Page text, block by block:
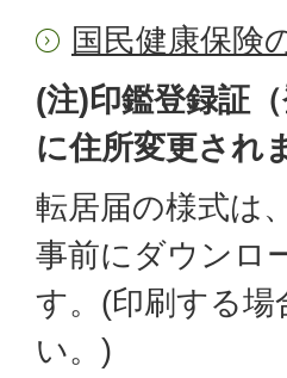
国民健康保険
(注)印鑑登録証
に住所変更され
転居届の様式は
事前にダウンロ
す。(印刷する
い。)